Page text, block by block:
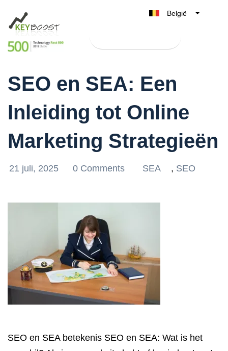
België
Nederland
UK
España
De Betekenis van
SEO en SEA: Een
Inleiding tot Online
Marketing Strategieën
21 juli, 2025 0 Comments SEA , SEO
SEO en SEA betekenis SEO en SEA: Wat is het